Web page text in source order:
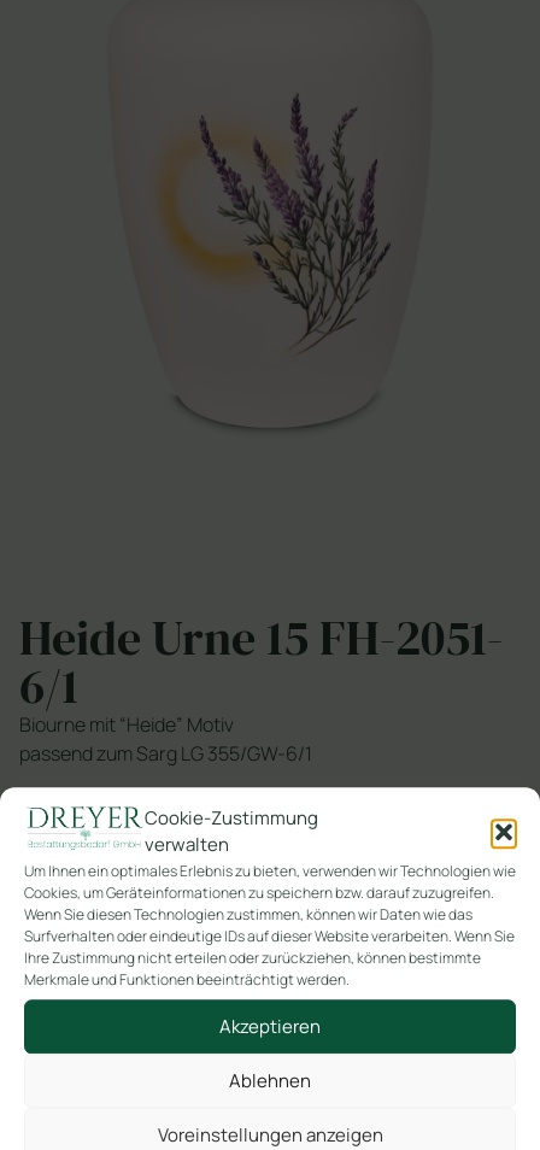
Cookie-Zustimmung
verwalten
Um Ihnen ein optimales Erlebnis zu bieten, verwenden wir Technologien wie
Cookies, um Geräteinformationen zu speichern bzw. darauf zuzugreifen.
Wenn Sie diesen Technologien zustimmen, können wir Daten wie das
Surfverhalten oder eindeutige IDs auf dieser Website verarbeiten. Wenn Sie
Ihre Zustimmung nicht erteilen oder zurückziehen, können bestimmte
Merkmale und Funktionen beeinträchtigt werden.
Akzeptieren
Ablehnen
Voreinstellungen anzeigen
Heide Urne 15 FH-2051-
6/1
Biourne mit “Heide” Motiv
passend zum Sarg LG 355/GW-6/1
Kategorien
Spektrum Motivurnen
In den Warenkorb
Ähnliche Produkte